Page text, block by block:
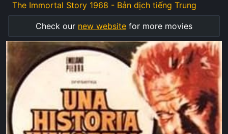
The Immortal Story 1968 - Bản dịch tiếng Trung
Check our new website for more movies